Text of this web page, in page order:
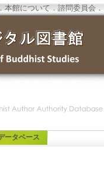
本館について ．諮問委員会 ．
ータベース